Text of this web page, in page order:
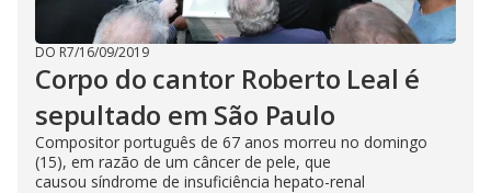
DO R7/16/09/2019
Corpo do cantor Roberto Leal é
sepultado em São Paulo
Compositor português de 67 anos morreu no domingo
(15), em razão de um câncer de pele, que
causou síndrome de insuficiência hepato-renal